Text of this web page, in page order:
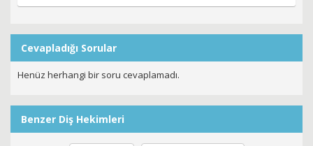
Cevapladığı Sorular
Henüz herhangi bir soru cevaplamadı.
Benzer Diş Hekimleri